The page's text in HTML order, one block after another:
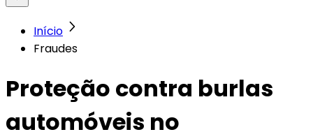
Início
Fraudes
Proteção contra burlas
automóveis no